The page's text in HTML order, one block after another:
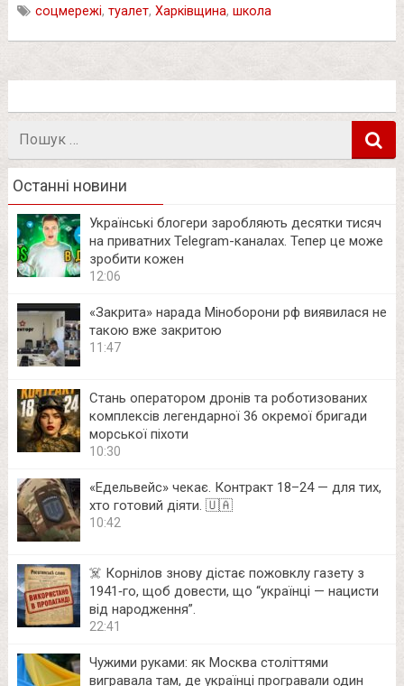
соцмережі, туалет, Харківщина, школа
Пошук
Останні новини
Українські блогери заробляють десятки тисяч
на приватних Telegram-каналах. Тепер це може
зробити кожен
12:06
«Закрита» нарада Міноборони рф виявилася не
такою вже закритою
11:47
Стань оператором дронів та роботизованих
комплексів легендарної 36 окремої бригади
морської піхоти
10:30
«Едельвейс» чекає. Контракт 18–24 — для тих,
хто готовий діяти. 🇺🇦
10:42
☠️ Корнілов знову дістає пожовклу газету з
1941‑го, щоб довести, що “українці — нацисти
від народження”.
22:41
Чужими руками: як Москва століттями
вигравала там, де українці програвали один